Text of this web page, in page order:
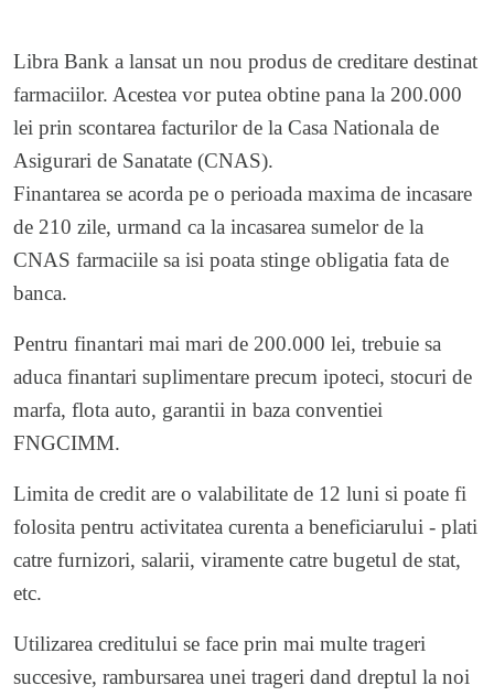
Libra Bank a lansat un nou produs de creditare destinat
farmaciilor. Acestea vor putea obtine pana la 200.000
lei prin scontarea facturilor de la Casa Nationala de
Asigurari de Sanatate (CNAS).
Finantarea se acorda pe o perioada maxima de incasare
de 210 zile, urmand ca la incasarea sumelor de la
CNAS farmaciile sa isi poata stinge obligatia fata de
banca.
Pentru finantari mai mari de 200.000 lei, trebuie sa
aduca finantari suplimentare precum ipoteci, stocuri de
marfa, flota auto, garantii in baza conventiei
FNGCIMM.
Limita de credit are o valabilitate de 12 luni si poate fi
folosita pentru activitatea curenta a beneficiarului - plati
catre furnizori, salarii, viramente catre bugetul de stat,
etc.
Utilizarea creditului se face prin mai multe trageri
succesive, rambursarea unei trageri dand dreptul la noi